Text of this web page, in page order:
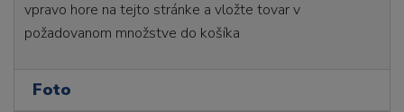
vpravo hore na tejto stránke a vložte tovar v
požadovanom množstve do košíka
Foto